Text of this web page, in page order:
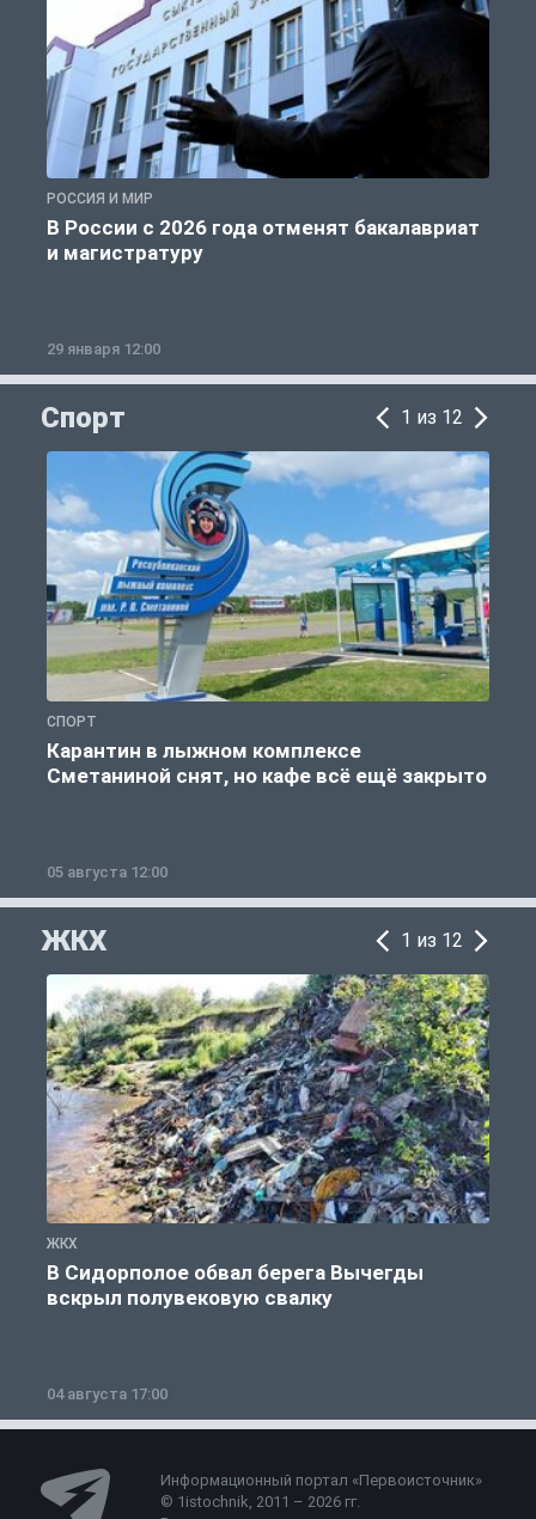
РОССИЯ И МИР
В России с 2026 года отменят бакалавриат
и магистратуру
29 января 12:00
Спорт 1 из 12
СПОРТ
Карантин в лыжном комплексе
Сметаниной снят, но кафе всё ещё закрыто
05 августа 12:00
ЖКХ 1 из 12
ЖКХ
В Сидорполое обвал берега Вычегды
вскрыл полувековую свалку
04 августа 17:00
Информационный портал «Первоисточник»
© 1istochnik, 2011 – 2026 гг.